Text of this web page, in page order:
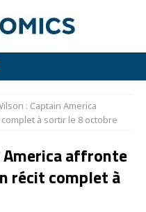
: Captain America
à sortir le 8 octobre
America affronte
récit complet à